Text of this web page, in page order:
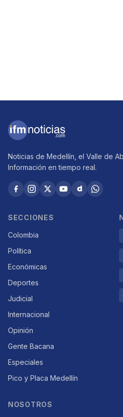
Noticias de Medellín, el Valle de
Información en tiempo real.
SECCIONES
Colombia
Política
Económicas
Deportes
Judicial
Internacional
Opinión
Gente Bacana
Especiales
Pico y Placa Medellín
NOSOTROS